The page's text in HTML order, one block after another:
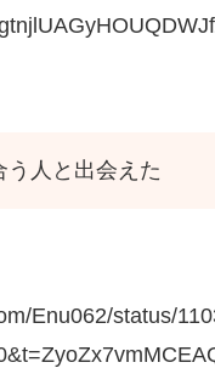
う人と出会えた
Enu062/status/